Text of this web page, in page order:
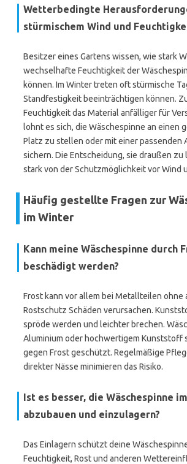
Wetterbedingte
stürmischem Wind und
Besitzer eines Gartens wissen, wie stark
wechselhafte Feuchtigkeit der
können. Im Winter treten oft stürmische
Standfestigkeit beeinträchtigen können.
Feuchtigkeit das Material anfälliger für
lohnt es sich, die Wäschespinne an einen
Platz zu stellen oder mit einer passenden
sichern. Die Entscheidung, sie draußen zu
stark von der Schutzmöglichkeit vor Wind
Häufig gestellte Fragen zur
im Winter
Kann meine Wäschespinne durch
beschädigt werden?
Frost kann vor allem bei Metallteilen ohne
Rostschutz Schäden verursachen.
spröde werden und leichter brechen.
Aluminium oder hochwertigem Kunststoff
gegen Frost geschützt. Regelmäßige
direkter Nässe minimieren das Risiko.
Ist es besser, die Wäschespinne
abzubauen und einzulagern?
Das Einlagern schützt deine
Feuchtigkeit, Rost und anderen